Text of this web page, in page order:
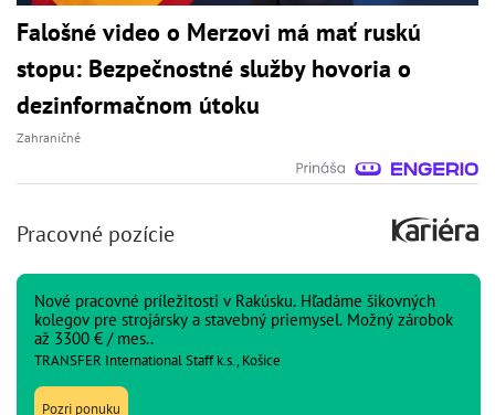
Falošné video o Merzovi má mať ruskú
stopu: Bezpečnostné služby hovoria o
dezinformačnom útoku
Zahraničné
Pracovné pozície
Nové pracovné príležitosti v Rakúsku. Hľadáme šikovných
kolegov pre strojársky a stavebný priemysel. Možný zárobok
až 3300 € / mes..
TRANSFER International Staff k.s., Košice
Pozri ponuku